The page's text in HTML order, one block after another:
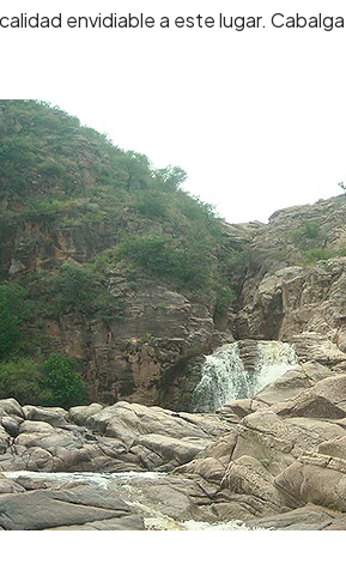
envidiable a este lugar.